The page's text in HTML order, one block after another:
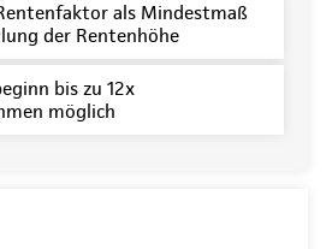
als Mindestmaß
der Rentenhöhe
bis zu 12x
möglich